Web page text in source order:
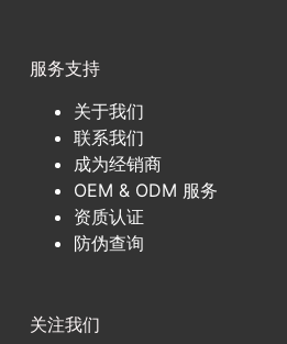
服务支持
关于我们
联系我们
成为经销商
OEM & ODM 服务
资质认证
防伪查询
关注我们